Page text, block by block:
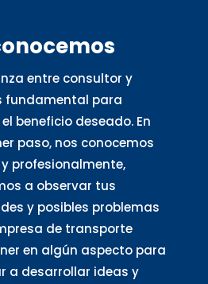
entre consultor y
fundamental para
beneficio deseado. En
paso, nos conocemos
profesionalmente,
a observar tus
y posibles problemas
de transporte
en algún aspecto para
a desarrollar ideas y